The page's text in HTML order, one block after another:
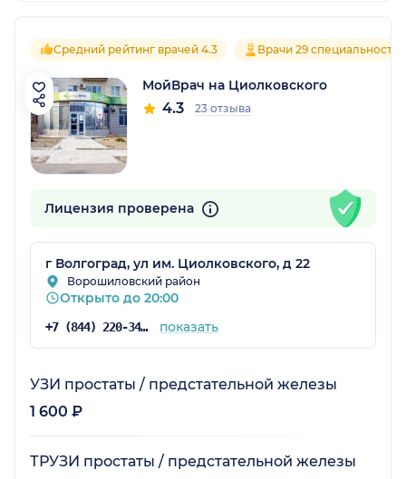
Средний рейтинг врачей 4.3 Врачи 29 специальностей
МойВрач на Циолковского
4.3 23 отзыва
Лицензия проверена
г Волгоград, ул им. Циолковского, д 22
Ворошиловский район
Открыто до 20:00
+7 (844) 220-34-00 показать
УЗИ простаты / предстательной железы
1 600 ₽
ТРУЗИ простаты / предстательной железы